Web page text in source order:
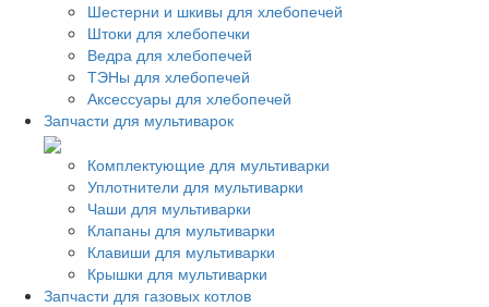
Шестерни и шкивы для хлебопечей
Штоки для хлебопечки
Ведра для хлебопечей
ТЭНы для хлебопечей
Аксессуары для хлебопечей
Запчасти для мультиварок
Комплектующие для мультиварки
Уплотнители для мультиварки
Чаши для мультиварки
Клапаны для мультиварки
Клавиши для мультиварки
Крышки для мультиварки
Запчасти для газовых котлов